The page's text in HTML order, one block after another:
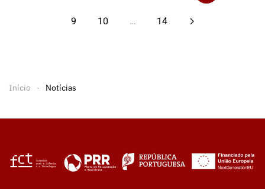
9 10 … 14
Início Notícias